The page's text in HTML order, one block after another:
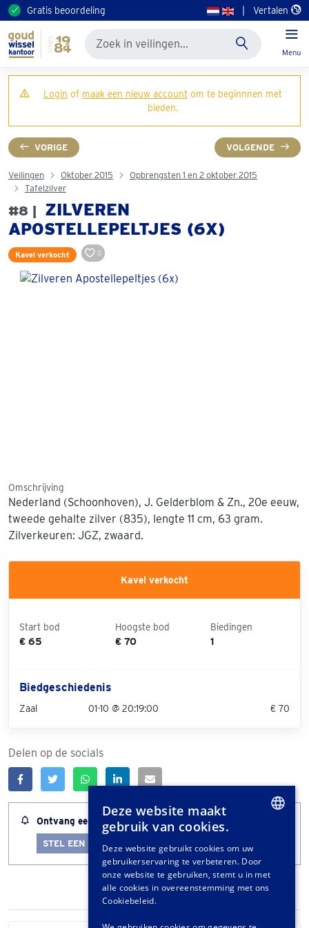
Gratis beoordeling Vertalen
Menu
Login of maak een nieuw account om te beginnnen met
bieden.
VORIGE VOLGENDE
Veilingen Oktober 2015
Opbrengsten 1 en 2 oktober 2015
Tafelzilver
#8 |
ZILVEREN
APOSTELLEPELTJES (6X)
Kavel verkocht 0
Omschrijving
Nederland (Schoonhoven), J. Gelderblom & Zn., 20e eeuw,
tweede gehalte zilver (835), lengte 11 cm, 63 gram.
Zilverkeuren: JGZ, zwaard.
Kavel verkocht
Start bod
€ 65
Hoogste bod
€ 70
Biedingen
1
Biedgeschiedenis
Zaal 01-10 @ 20:19:00 € 70
Delen op de socials
Ontvang een melding wanneer dit kavel bijna afloopt
STEL EEN LOTALERT IN
GERMAN
FRENCH
Deze website maakt
gebruik van cookies.
Deze website gebruikt cookies om uw
gebruikerservaring te verbeteren. Door
onze website te gebruiken, stemt u in met
alle cookies in overeenstemming met ons
Cookiebeleid.